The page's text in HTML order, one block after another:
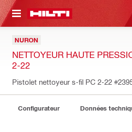
CONTENT
NURON
NETTOYEUR HAUTE
2-22
Pistolet nettoyeur s-fil PC 2-22
Configurateur Données